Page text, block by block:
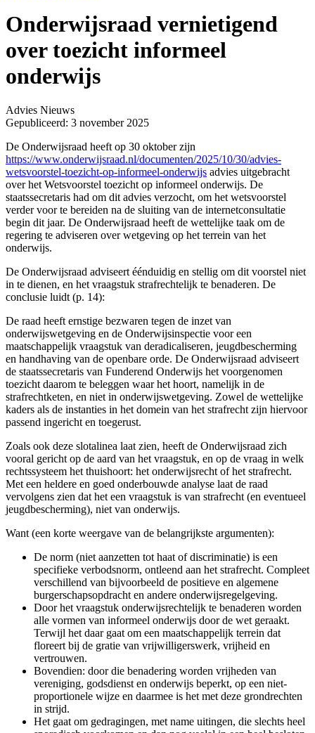
Onderwijsraad vernietigend
over toezicht informeel
onderwijs
Advies Nieuws
Gepubliceerd: 3 november 2025
De Onderwijsraad heeft op 30 oktober zijn
https://www.onderwijsraad.nl/documenten/2025/10/30/advies-
wetsvoorstel-toezicht-op-informeel-onderwijs advies uitgebracht
over het Wetsvoorstel toezicht op informeel onderwijs. De
staatssecretaris had om dit advies verzocht, om het wetsvoorstel
verder voor te bereiden na de sluiting van de internetconsultatie
begin dit jaar. De Onderwijsraad heeft de wettelijke taak om de
regering te adviseren over wetgeving op het terrein van het
onderwijs.
De Onderwijsraad adviseert éénduidig en stellig om dit voorstel niet
in te dienen, en het vraagstuk strafrechtelijk te benaderen. De
conclusie luidt (p. 14):
De raad heeft ernstige bezwaren tegen de inzet van
onderwijswetgeving en de Onderwijsinspectie voor een
maatschappelijk vraagstuk van deradicaliseren, jeugdbescherming
en handhaving van de openbare orde. De Onderwijsraad adviseert
de staatssecretaris van Funderend Onderwijs het voorgenomen
toezicht daarom te beleggen waar het hoort, namelijk in de
strafrechtketen, en niet in onderwijswetgeving. Zowel de wettelijke
kaders als de instanties in het domein van het strafrecht zijn hiervoor
passend ingericht en toegerust.
Zoals ook deze slotalinea laat zien, heeft de Onderwijsraad zich
vooral gericht op de aard van het vraagstuk, en op de vraag in welk
rechtssysteem het thuishoort: het onderwijsrecht of het strafrecht.
Met een heldere en goed onderbouwde analyse laat de raad
vervolgens zien dat het een vraagstuk is van strafrecht (en eventueel
jeugdbescherming), niet van onderwijs.
Want (een korte weergave van de belangrijkste argumenten):
De norm (niet aanzetten tot haat of discriminatie) is een
specifieke verbodsnorm, ontleend aan het strafrecht. Compleet
verschillend van bijvoorbeeld de positieve en algemene
burgerschapsopdracht en andere onderwijsregelgeving.
Door het vraagstuk onderwijsrechtelijk te benaderen worden
alle vormen van informeel onderwijs door de wet geraakt.
Terwijl het daar gaat om een maatschappelijk terrein dat
floreert bij de gratie van vrijwilligerswerk, vrijheid en
vertrouwen.
Bovendien: door die benadering worden vrijheden van
vereniging, godsdienst en onderwijs beperkt, op een niet-
proportionele wijze en daarmee is het met deze grondrechten
in strijd.
Het gaat om gedragingen, met name uitingen, die slechts heel